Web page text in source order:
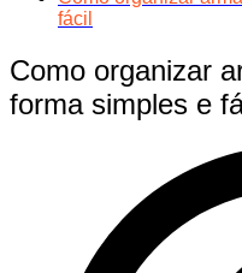
fácil
Como organizar
forma simples e